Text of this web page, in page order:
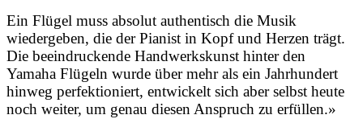
Ein Flügel muss absolut authentisch die Musik
wiedergeben, die der Pianist in Kopf und Herzen trägt.
Die beeindruckende Handwerkskunst hinter den
Yamaha Flügeln wurde über mehr als ein Jahrhundert
hinweg perfektioniert, entwickelt sich aber selbst heute
noch weiter, um genau diesen Anspruch zu erfüllen.»